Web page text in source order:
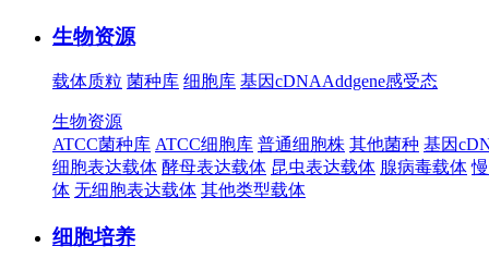
生物资源
载体质粒 菌种库 细胞库 基因cDNAAddgene感受态
生物资源
ATCC菌种库 ATCC细胞库 普通细胞株 其他菌种 基因
细胞表达载体 酵母表达载体 昆虫表达载体 腺病毒载体
体 无细胞表达载体 其他类型载体
细胞培养